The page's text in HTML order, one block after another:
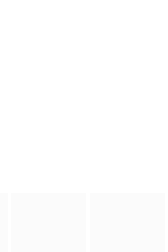
热，还听
诡事，从市井少年到长安神探，四人并
午战争后，国家蒙羞，张謇虽高中状元，却渴
大骂麦香是叛徒。麦香是婚前体检查出不孕症
被父母忽视，在艰苦环境中长大，但她始终